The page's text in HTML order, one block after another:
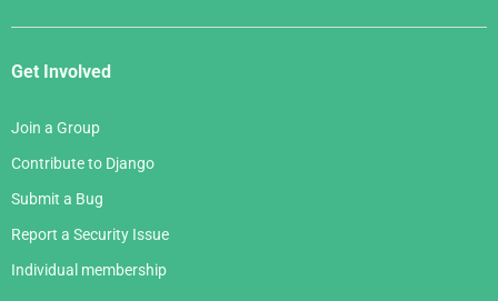
Get Involved
Join a Group
Contribute to Django
Submit a Bug
Report a Security Issue
Individual membership